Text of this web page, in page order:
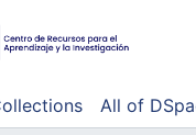
All of